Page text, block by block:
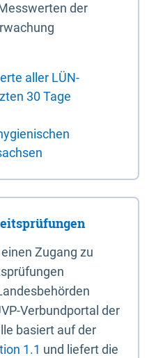
der
aller LÜN-
30 Tage
Zugang zu
Verbundportal der
basiert auf der
1.1 und liefert die